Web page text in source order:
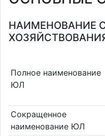
НАИМЕНОВАНИЕ
Полное наименование
ЮЛ
Сокращенное
наименование ЮЛ